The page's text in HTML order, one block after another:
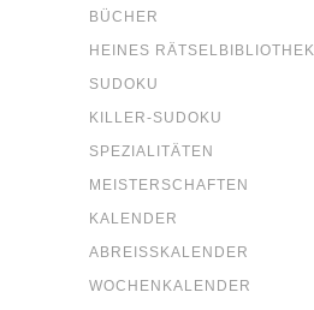
BÜCHER
HEI­NES RÄTSELBIBLIOTHEK
SUDO­KU
KIL­LER-SUDO­KU
SPE­ZIA­LI­TÄ­TEN
MEIS­TER­SCHAF­TEN
KALEN­DER
ABREISS­KA­LEN­DER
WOCHEN­KA­LEN­DER